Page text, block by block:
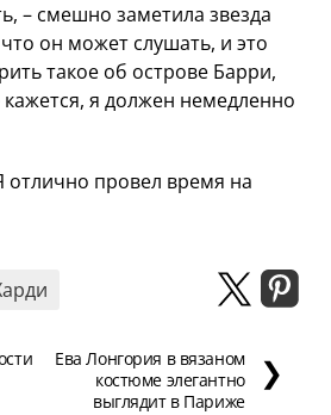
– смешно заметила звезда
он может слушать, и это
такое об острове Барри,
я должен немедленно
отлично провел время на
Ева Лонгория в вязаном
костюме элегантно
выглядит в Париже
❯